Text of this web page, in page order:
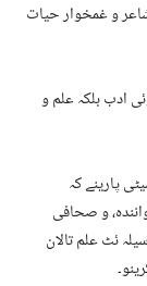
و غمخوار حیات
ادب بلکہ علم و
پارینے کہ
و صحافی
ئٹ علم تالان